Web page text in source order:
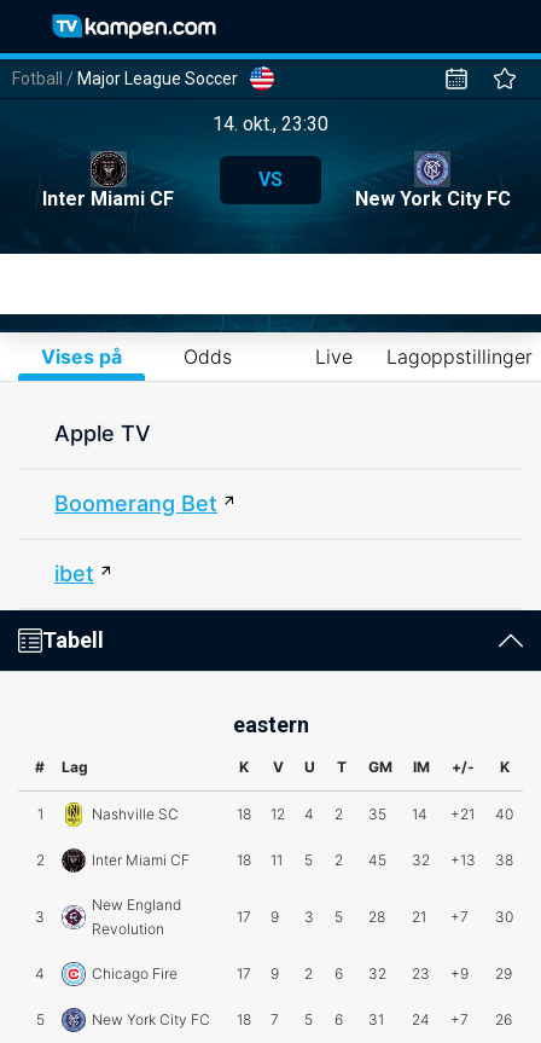
Fotball / Major League Soccer
14. okt., 23:30
Inter Miami CF
VS
New York City FC
Vises på Odds Live Lagoppstillinger
Apple TV
Boomerang Bet
ibet
Tabell
eastern
# Lag K V U T GM IM +/- K
1 Nashville SC 18 12 4 2 35 14 +21 40
2 Inter Miami CF 18 11 5 2 45 32 +13 38
3
New England
Revolution
17 9 3 5 28 21 +7 30
4 Chicago Fire 17 9 2 6 32 23 +9 29
5 New York City FC 18 7 5 6 31 24 +7 26